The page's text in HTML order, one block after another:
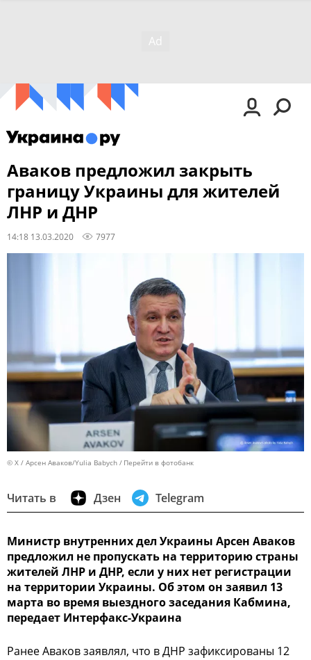
Аваков предложил закрыть
границу Украины для жителей
ЛНР и ДНР
14:18 13.03.2020 7977
© X / Арсен Аваков/Yulia Babych Перейти в фотобанк
Читать в Дзен Telegram
Министр внутренних дел Украины Арсен Аваков
предложил не пропускать на территорию страны
жителей ЛНР и ДНР, если у них нет регистрации
на территории Украины. Об этом он заявил 13
марта во время выездного заседания Кабмина,
передает Интерфакс-Украина
Ранее Аваков заявлял, что в ДНР зафиксированы 12